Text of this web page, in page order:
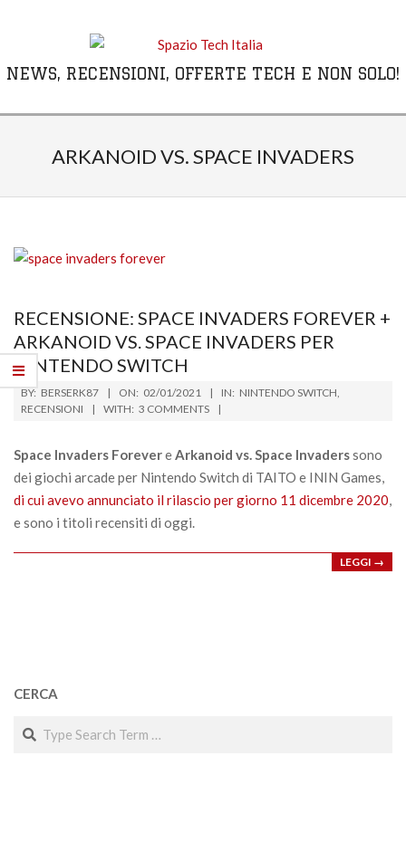
NEWS, RECENSIONI, OFFERTE TECH E NON SOLO!
ARKANOID VS. SPACE INVADERS
RECENSIONE: SPACE INVADERS FOREVER +
ARKANOID VS. SPACE INVADERS PER
NINTENDO SWITCH
2021-
01-
BY: BERSERK87 ON: 02/01/2021 IN: NINTENDO SWITCH
RECENSIONI
WITH: 3 COMMENTS
Space Invaders ForevereArkanoid vs. Space Invaderssono
dei giochi arcade per Nintendo Switch di TAITO e ININ Games,
di cui avevo annunciato il rilascio per giorno 11 dicembre 2020,
e sono i titoli recensiti di oggi.
LEGGI →
CERCA
Search